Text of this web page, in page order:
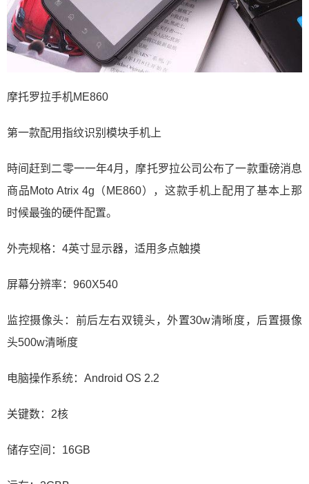
摩托罗拉手机ME860
第一款配用指纹识别模块手机上
時间赶到二零一一年4月，摩托罗拉公司公布了一款重磅消息
商品Moto Atrix 4g（ME860），这款手机上配用了基本上那
时候最強的硬件配置。
外壳规格：4英寸显示器，适用多点触摸
屏幕分辨率：960X540
监控摄像头：前后左右双镜头，外置30w清晰度，后置摄像
头500w清晰度
电脑操作系统：Android OS 2.2
关键数：2核
储存空间：16GB